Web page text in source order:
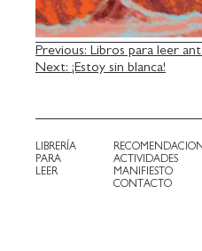
NAVEGACIÓN
DE
Previous: Libros para leer
Next: ¡Estoy sin blanca!
LIBRERÍA
PARA
LEER
ACTIVIDADES
MANIFIESTO
CONTACTO